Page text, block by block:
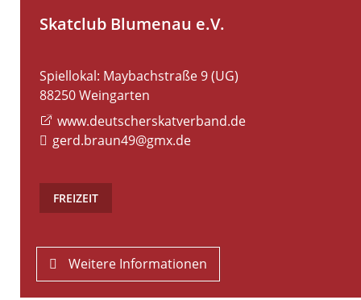
Skatclub Blumenau e.V.
Spiellokal: Maybachstraße 9 (UG)
88250Weingarten
www.deutscherskatverband.de
gerd.braun49@gmx.de
FREIZEIT
Weitere Informationen